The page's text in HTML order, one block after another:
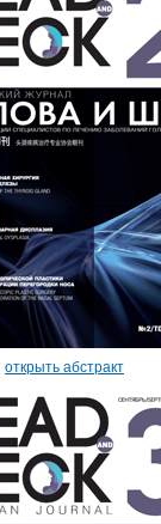
открыть абстракт